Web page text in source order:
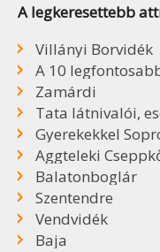
A legkeresettebb
Villányi Borvidék
A 10
Zamárdi
Tata látnivalói,
Gyerekekkel
Aggteleki
Balatonboglár
Szentendre
Vendvidék
Baja